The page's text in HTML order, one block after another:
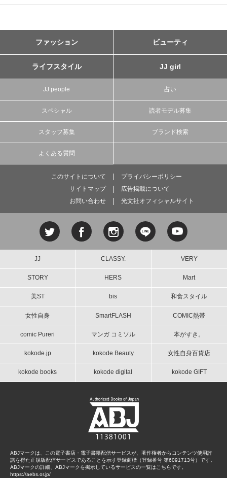
ファッション ビューティ
ライフスタイル JJ girl
JJ people 占い
スペシャル 読者モデル募集
スタッフ募集 ブランド検索
よくある質問
このサイトについて
プライバシーポリシー
サイトマップ
広告掲載について
お問い合わせ
光文社オフィシャルサイト
JJ CLASSY. VERY
STORY HERS Mart
美ST bis 和食スタイル
女性自身 SmartFLASH COMIC熱帯
comic Pureri マンガ コミソル 本がすき。
kokode.jp kokode Beauty 女性自身百貨店
kokode books kokode digital kokode GIFT
ABJマークは、この電子書店・電子書籍配信サービスが、著作権者からコンテンツ使用許
諾を得た正規版配信サービスであることを示す登録商標（登録番号 第6091713号）です。
ABJマークの詳細、ABJマークを掲示しているサービスの一覧はこちらです。
https://aebs.or.jp/